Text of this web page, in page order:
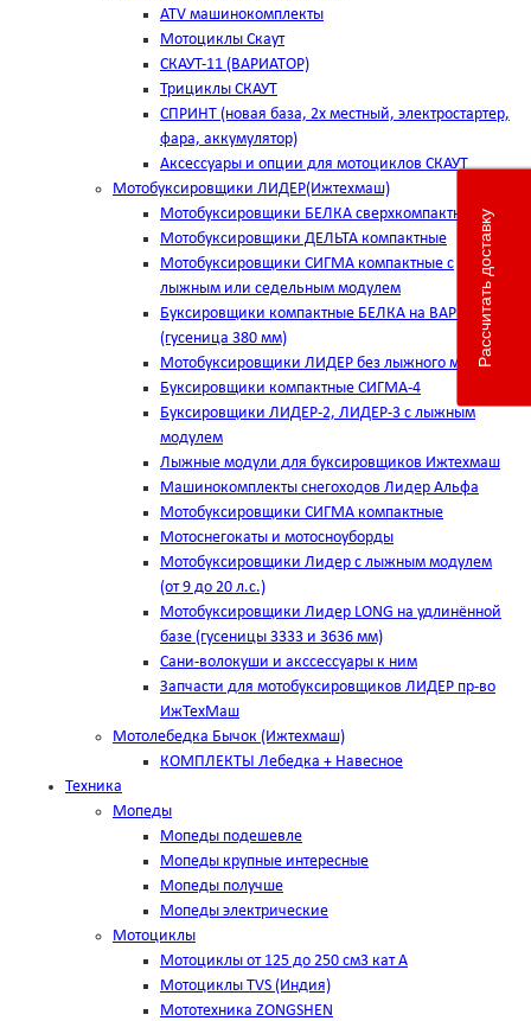
ATV машинокомплекты
Мотоциклы Скаут
СКАУТ-11 (ВАРИАТОР)
Трициклы СКАУТ
СПРИНТ (новая база, 2х местный, электростартер,
фара, аккумулятор)
Аксессуары и опции для мотоциклов СКАУТ
Мотобуксировщики ЛИДЕР(Ижтехмаш)
Мотобуксировщики БЕЛКА сверхкомпактные
Мотобуксировщики ДЕЛЬТА компактные
Мотобуксировщики СИГМА компактные с
лыжным или седельным модулем
Буксировщики компактные БЕЛКА на ВАРИАТОРЕ
(гусеница 380 мм)
Мотобуксировщики ЛИДЕР без лыжного модуля
Буксировщики компактные СИГМА-4
Буксировщики ЛИДЕР-2, ЛИДЕР-3 c лыжным
модулем
Лыжные модули для буксировщиков Ижтехмаш
Машинокомплекты снегоходов Лидер Альфа
Мотобуксировщики СИГМА компактные
Мотоснегокаты и мотосноуборды
Мотобуксировщики Лидер с лыжным модулем
(от 9 до 20 л.с.)
Мотобуксировщики Лидер LONG на удлинённой
базе (гусеницы 3333 и 3636 мм)
Сани-волокуши и акссессуары к ним
Запчасти для мотобуксировщиков ЛИДЕР пр-во
ИжТехМаш
Мотолебедка Бычок (Ижтехмаш)
КОМПЛЕКТЫ Лебедка + Навесное
Техника
Мопеды
Мопеды подешевле
Мопеды крупные интересные
Мопеды получше
Мопеды электрические
Мотоциклы
Мотоциклы от 125 до 250 см3 кат А
Мотоциклы TVS (Индия)
Мототехника ZONGSHEN
Рассчитать доставку